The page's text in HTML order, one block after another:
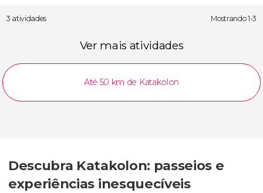
3 atividades Mostrando 1-3
Ver mais atividades
Até 50 km de Katakolon
Descubra Katakolon: passeios e
experiências inesquecíveis